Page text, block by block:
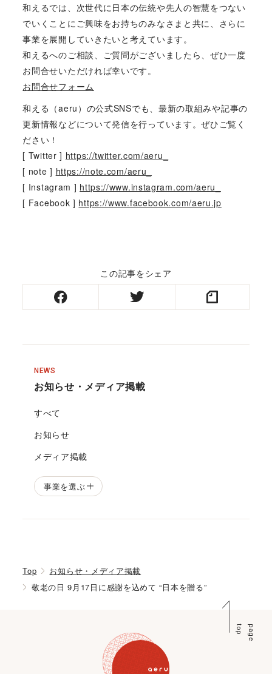
和えるでは、次世代に日本の伝統や先人の智慧をつない
でいくことにご興味をお持ちのみなさまと共に、さらに
事業を展開していきたいと考えています。
和えるへのご相談、ご質問がございましたら、ぜひ一度
お問合せいただければ幸いです。
お問合せフォーム
和える（aeru）の公式SNSでも、最新の取組みや記事の
更新情報などについて発信を行っています。ぜひご覧く
ださい！
[ Twitter ] https://twitter.com/aeru_
[ note ] https://note.com/aeru_
[ Instagram ] https://www.instagram.com/aeru_
[ Facebook ] https://www.facebook.com/aeru.jp
この記事をシェア
NEWS
お知らせ・メディア掲載
すべて
お知らせ
メディア掲載
事業を選ぶ
Top
お知らせ・メディア掲載
敬老の日 9月17日に感謝を込めて “日本を贈る”
p
a
g
e
t
o
p